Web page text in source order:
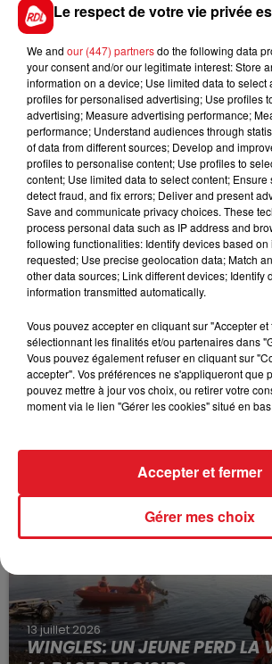
Déjà condamné plusieurs fois pour
des cambriolages, l’accusé âgé de 27
a reconnu les faits. Il est jugé à partir
par la Cour d’Assises du Nord. Il
criminelle à perpétuité, soit 30 ans
verdict est attendu lundi prochain.
FIL D'ACTUS
15 juillet 2026
VOLONTAIRE EN COURS,
Selon les premiers éléments, le
13 juillet 2026
WINGLES: UN JEUNE PERD LA
Le respect de votre vie privée
We and our (447) partnersdo the following data
your consent and/or our legitimate interest: Store
information on a device; Use limited data to select
profiles for personalised advertising; Use profiles
advertising; Measure advertising performance;
performance; Understand audiences through
of data from different sources; Develop and
profiles to personalise content; Use profiles to
content; Use limited data to select content; Ensure
detect fraud, and fix errors; Deliver and present
Save and communicate privacy choices. These
process personal data such as IP address and
following functionalities: Identify devices based
requested; Use precise geolocation data; Match
other data sources; Link different devices; Identify
information transmitted automatically.
Vous pouvez accepter en cliquant sur "Accepter
sélectionnant les finalités et/ou partenaires dans
Vous pouvez également refuser en cliquant sur
accepter". Vos préférences ne s'appliqueront que
pouvez mettre à jour vos choix, ou retirer votre
moment via le lien "Gérer les cookies" situé en
Gérer mes choix
Accepter et fermer